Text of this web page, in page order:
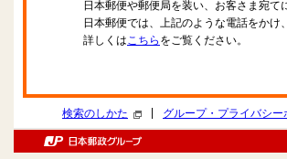
日本郵便や郵便局を装い、お客さま宛
日本郵便では、上記のような電話をか
詳しくはこちら をご覧ください。
検索のしかた グループ・プライバシー